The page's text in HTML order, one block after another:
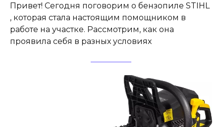
Привет! Сегодня поговорим о бензопиле STIHL
, которая стала настоящим помощником в
работе на участке. Рассмотрим, как она
проявила себя в разных условиях